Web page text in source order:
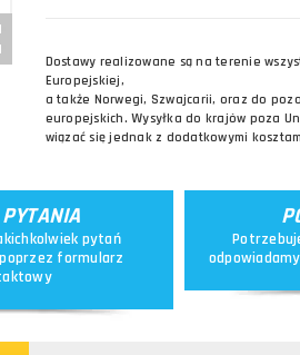
Dostawy realizowane są na terenie
Europejskiej,
a także Norwegi, Szwajcarii, oraz do
europejskich. Wysyłka do krajów poza
wiązać się jednak z dodatkowymi
pytań
formularz